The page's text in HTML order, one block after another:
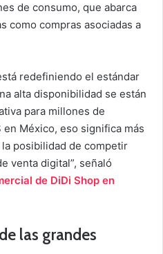
de consumo, que abarca
como compras asociadas a
redefiniendo el estándar
alta disponibilidad se están
para millones de
en México, eso significa más
posibilidad de competir
venta digital”, señaló
de DiDi Shop en
las grandes